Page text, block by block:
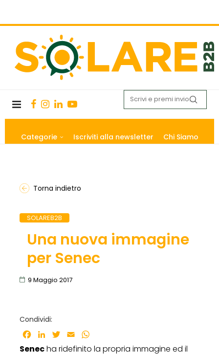
Categorie Iscriviti alla newsletter Chi Siamo
Torna indietro
SOLAREB2B
Una nuova immagine
per Senec
9 Maggio 2017
Condividi:
Facebook
LinkedInTwitter
Email
Senecha ridefinito la propria immagine ed il